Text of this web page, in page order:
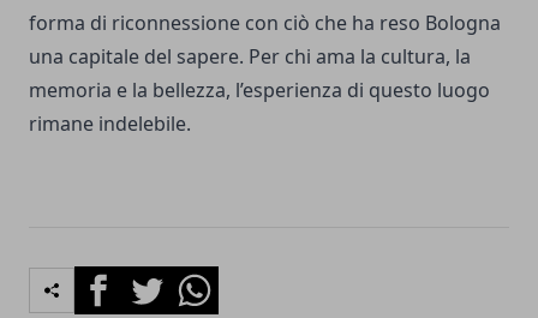
forma di riconnessione con ciò che ha reso Bologna
una capitale del sapere. Per chi ama la cultura, la
memoria e la bellezza, l’esperienza di questo luogo
rimane indelebile.
FacebookTwitterWhatsapp